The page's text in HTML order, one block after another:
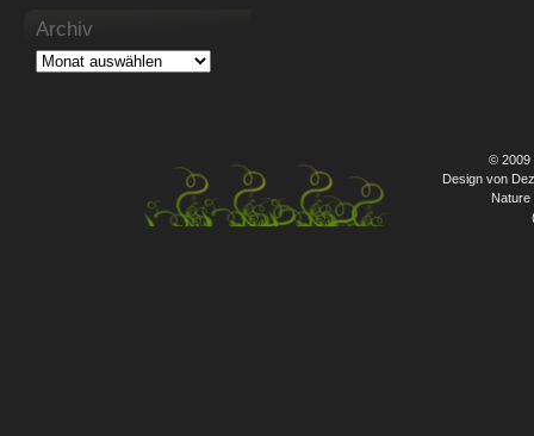
Archiv
© 2009
Design von
Nature